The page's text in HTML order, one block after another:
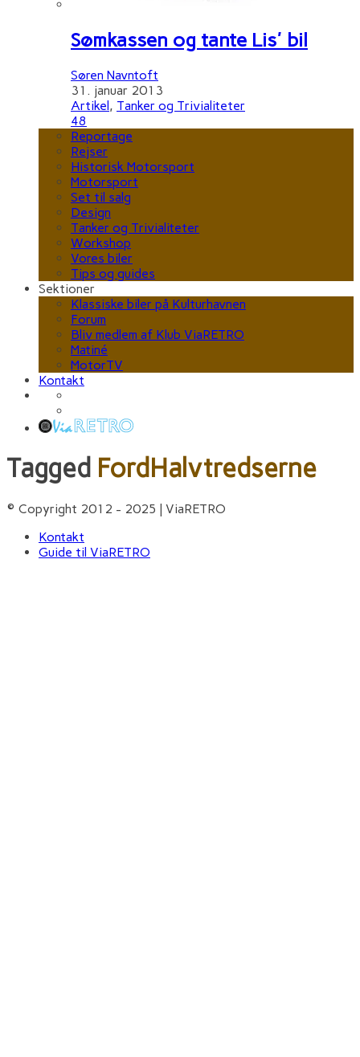
Sømkassen og tante Lis' bil
Søren Navntoft
31. januar 2013
Artikel, Tanker og Trivialiteter
48
Reportage
Rejser
Historisk Motorsport
Motorsport
Set til salg
Design
Tanker og Trivialiteter
Workshop
Vores biler
Tips og guides
Sektioner
Klassiske biler på Kulturhavnen
Forum
Bliv medlem af Klub ViaRETRO
Matiné
MotorTV
Kontakt
Tagged FordHalvtredserne
© Copyright 2012 - 2025 | ViaRETRO
Kontakt
Guide til ViaRETRO